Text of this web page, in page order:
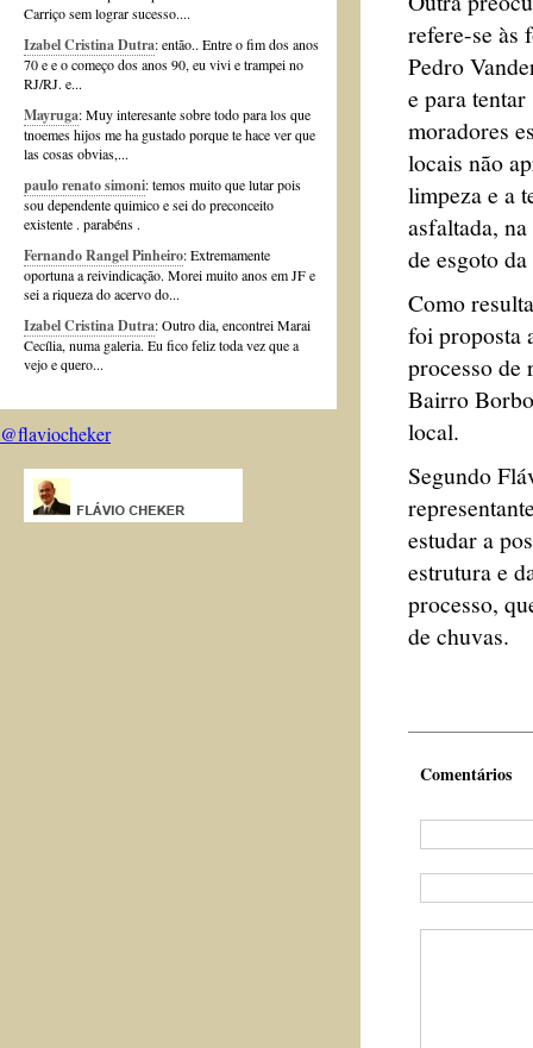
Carriço sem lograr sucesso....
Izabel Cristina Dutra: então.. Entre o fim dos anos
70 e e o começo dos anos 90, eu vivi e trampei no
RJ/RJ. e...
Mayruga: Muy interesante sobre todo para los que
tnoemes hijos me ha gustado porque te hace ver que
las cosas obvias,...
paulo renato simoni: temos muito que lutar pois
sou dependente quimico e sei do preconceito
existente . parabéns .
Fernando Rangel Pinheiro: Extremamente
oportuna a reivindicação. Morei muito anos em JF e
sei a riqueza do acervo do...
Izabel Cristina Dutra: Outro dia, encontrei Marai
Cecília, numa galeria. Eu fico feliz toda vez que a
vejo e quero...
@flaviocheker
refere-se às
Pedro
e para
moradores
locais não
limpeza e a
asfaltada,
de esgoto
Como
foi proposta
processo de
Bairro
local.
Segundo
estudar a
estrutura e
processo,
de chuvas.
Comentários